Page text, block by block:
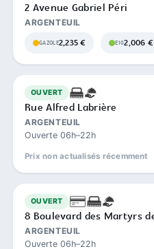
2 Avenue Gabriel Péri
ARGENTEUIL
GAZOLE2,235 € E102,006 €
OUVERT
Rue Alfred Labrière
ARGENTEUIL
Ouverte 06h–22h
Prix non actualisés récemment
OUVERT
8 Boulevard des Martyrs
ARGENTEUIL
Ouverte 06h–22h